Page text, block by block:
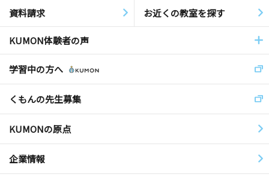
資料請求 お近くの教室を探す
KUMON体験者の声
学習中の方へ
くもんの先生募集
KUMONの原点
企業情報